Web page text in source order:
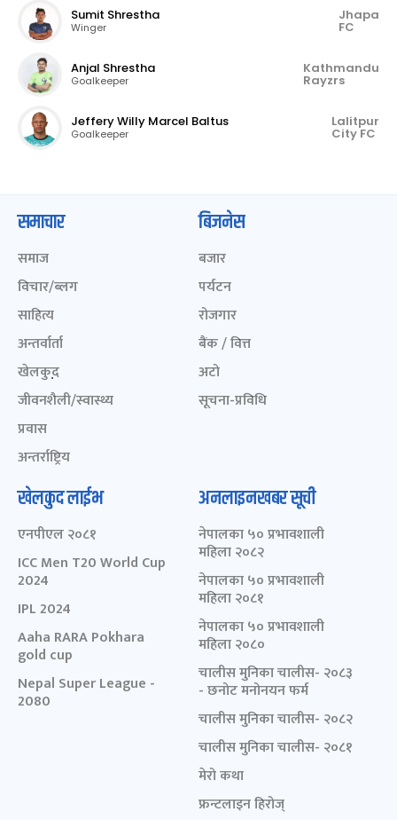
Sumit Shrestha
Winger
Jhapa
FC
Anjal Shrestha
Goalkeeper
Kathmandu
Rayzrs
Jeffery Willy Marcel Baltus
Goalkeeper
Lalitpur
City FC
समाचार
समाज
विचार/ब्लग
साहित्य
अन्तर्वार्ता
खेलकुद़़
जीवनशैली/स्वास्थ्य
प्रवास
अन्तर्राष्ट्रिय
बिजनेस
बजार
पर्यटन
रोजगार
बैंक / वित्त
अटो
सूचना-प्रविधि
खेलकुद लाईभ
एनपीएल २०८१
ICC Men T20 World Cup
2024
IPL 2024
Aaha RARA Pokhara
gold cup
Nepal Super League -
2080
अनलाइनखबर सूची
नेपालका ५० प्रभावशाली
महिला २०८२
नेपालका ५० प्रभावशाली
महिला २०८१
नेपालका ५० प्रभावशाली
महिला २०८०
चालीस मुनिका चालीस- २०८३
- छनोट मनोनयन फर्म
चालीस मुनिका चालीस- २०८२
चालीस मुनिका चालीस- २०८१
मेरो कथा
फ्रन्टलाइन हिरोज्